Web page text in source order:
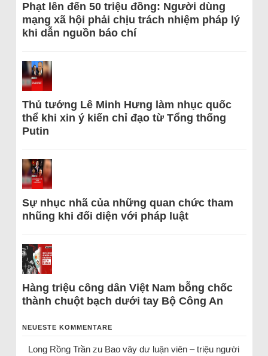
Phạt lên đến 50 triệu đồng: Người dùng
mạng xã hội phải chịu trách nhiệm pháp lý
khi dẫn nguồn báo chí
Thủ tướng Lê Minh Hưng làm nhục quốc
thể khi xin ý kiến chỉ đạo từ Tổng thống
Putin
Sự nhục nhã của những quan chức tham
nhũng khi đối diện với pháp luật
Hàng triệu công dân Việt Nam bỗng chốc
thành chuột bạch dưới tay Bộ Công An
NEUESTE KOMMENTARE
Long Rồng Trầnzu Bao vây dư luận viên – triệu người